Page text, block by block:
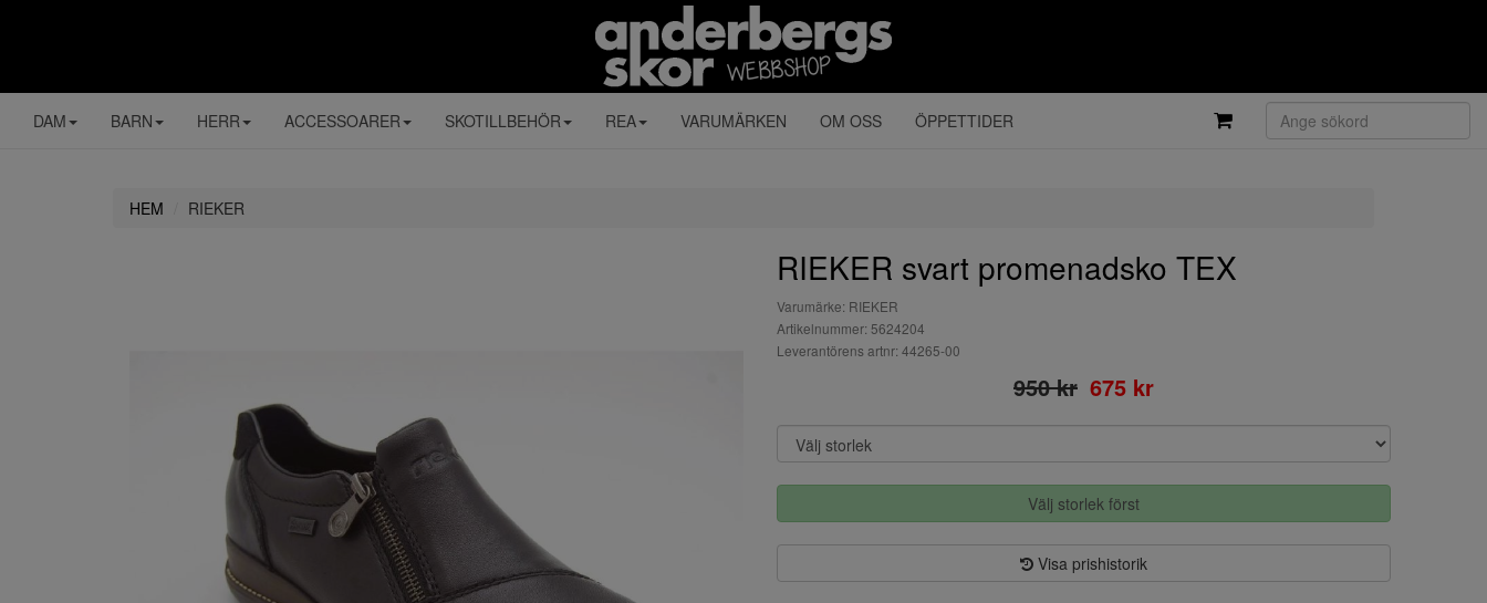
DAM BARN HERR ACCESSOARER SKOTILLBEHÖR REA VARUMÄRKEN OM OSS ÖPPETTIDER
HEM RIEKER
RIEKER svart promenadsko TEX
Varumärke: RIEKER
Artikelnummer: 5624204
Leverantörens artnr: 44265-00
950 kr 675 kr
Välj storlek först
Visa prishistorik